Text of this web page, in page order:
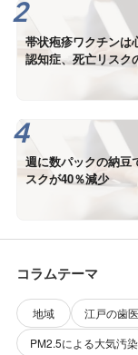
帯状疱疹ワクチンは
認知症、死亡リスク
週に数パックの納豆
スクが40％減少
コラムテーマ
地域 江戸の歯
PM2.5による大気汚染